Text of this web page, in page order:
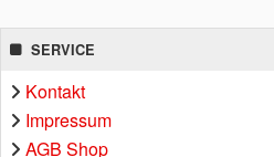
SERVICE
Kontakt
Impressum
AGB Shop